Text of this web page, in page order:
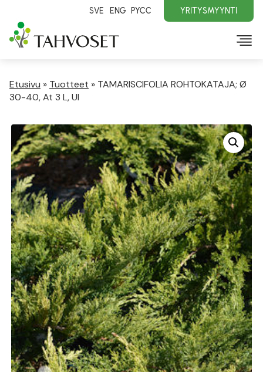
SVE ENG PYCC YRITYSMYYNTI
Etusivu » Tuotteet » TAMARISCIFOLIA ROHTOKATAJA; Ø
30-40, At 3 L, Ul